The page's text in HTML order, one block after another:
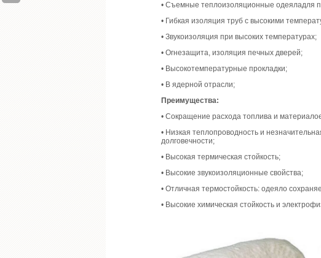
• Съемные теплоизоляционные одеяладля
• Гибкая изоляция труб с высокими
• Звукоизоляция при высоких температурах;
• Огнезащита, изоляция печных дверей;
• Высокотемпературные прокладки;
• В ядерной отрасли;
Преимущества:
• Сокращение расхода топлива и
• Низкая теплопроводность и
долговечности;
• Высокая термическая стойкость;
• Высокие звукоизоляционные свойства;
• Отличная термостойкость: одеяло
• Высокие химическая стойкость и